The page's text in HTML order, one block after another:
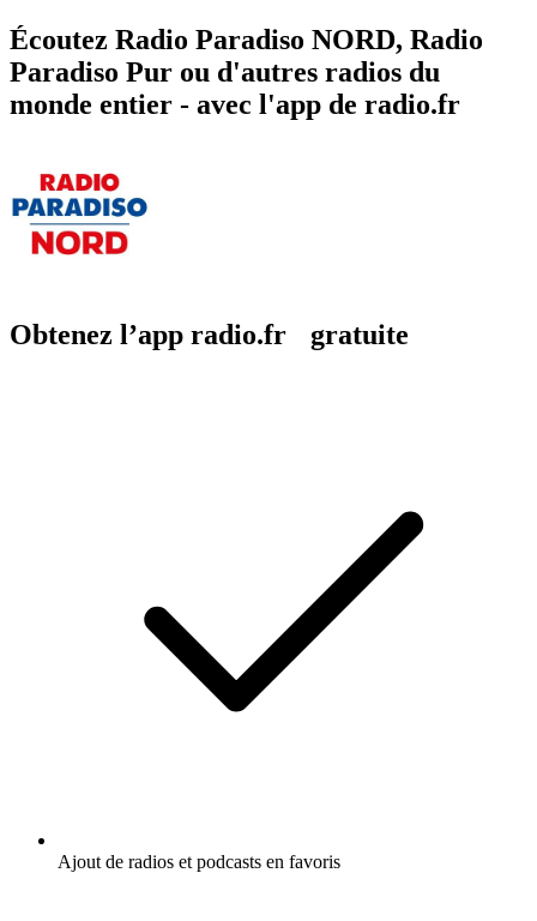
Écoutez Radio Paradiso NORD, Radio
Paradiso Pur ou d'autres radios du
monde entier - avec l'app de radio.fr
Obtenez l’app radio.fr gratuite
Ajout de radios et podcasts en favoris